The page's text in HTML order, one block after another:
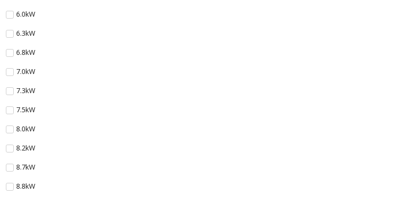
6.0kW
6.3kW
6.8kW
7.0kW
7.3kW
7.5kW
8.0kW
8.2kW
8.7kW
8.8kW